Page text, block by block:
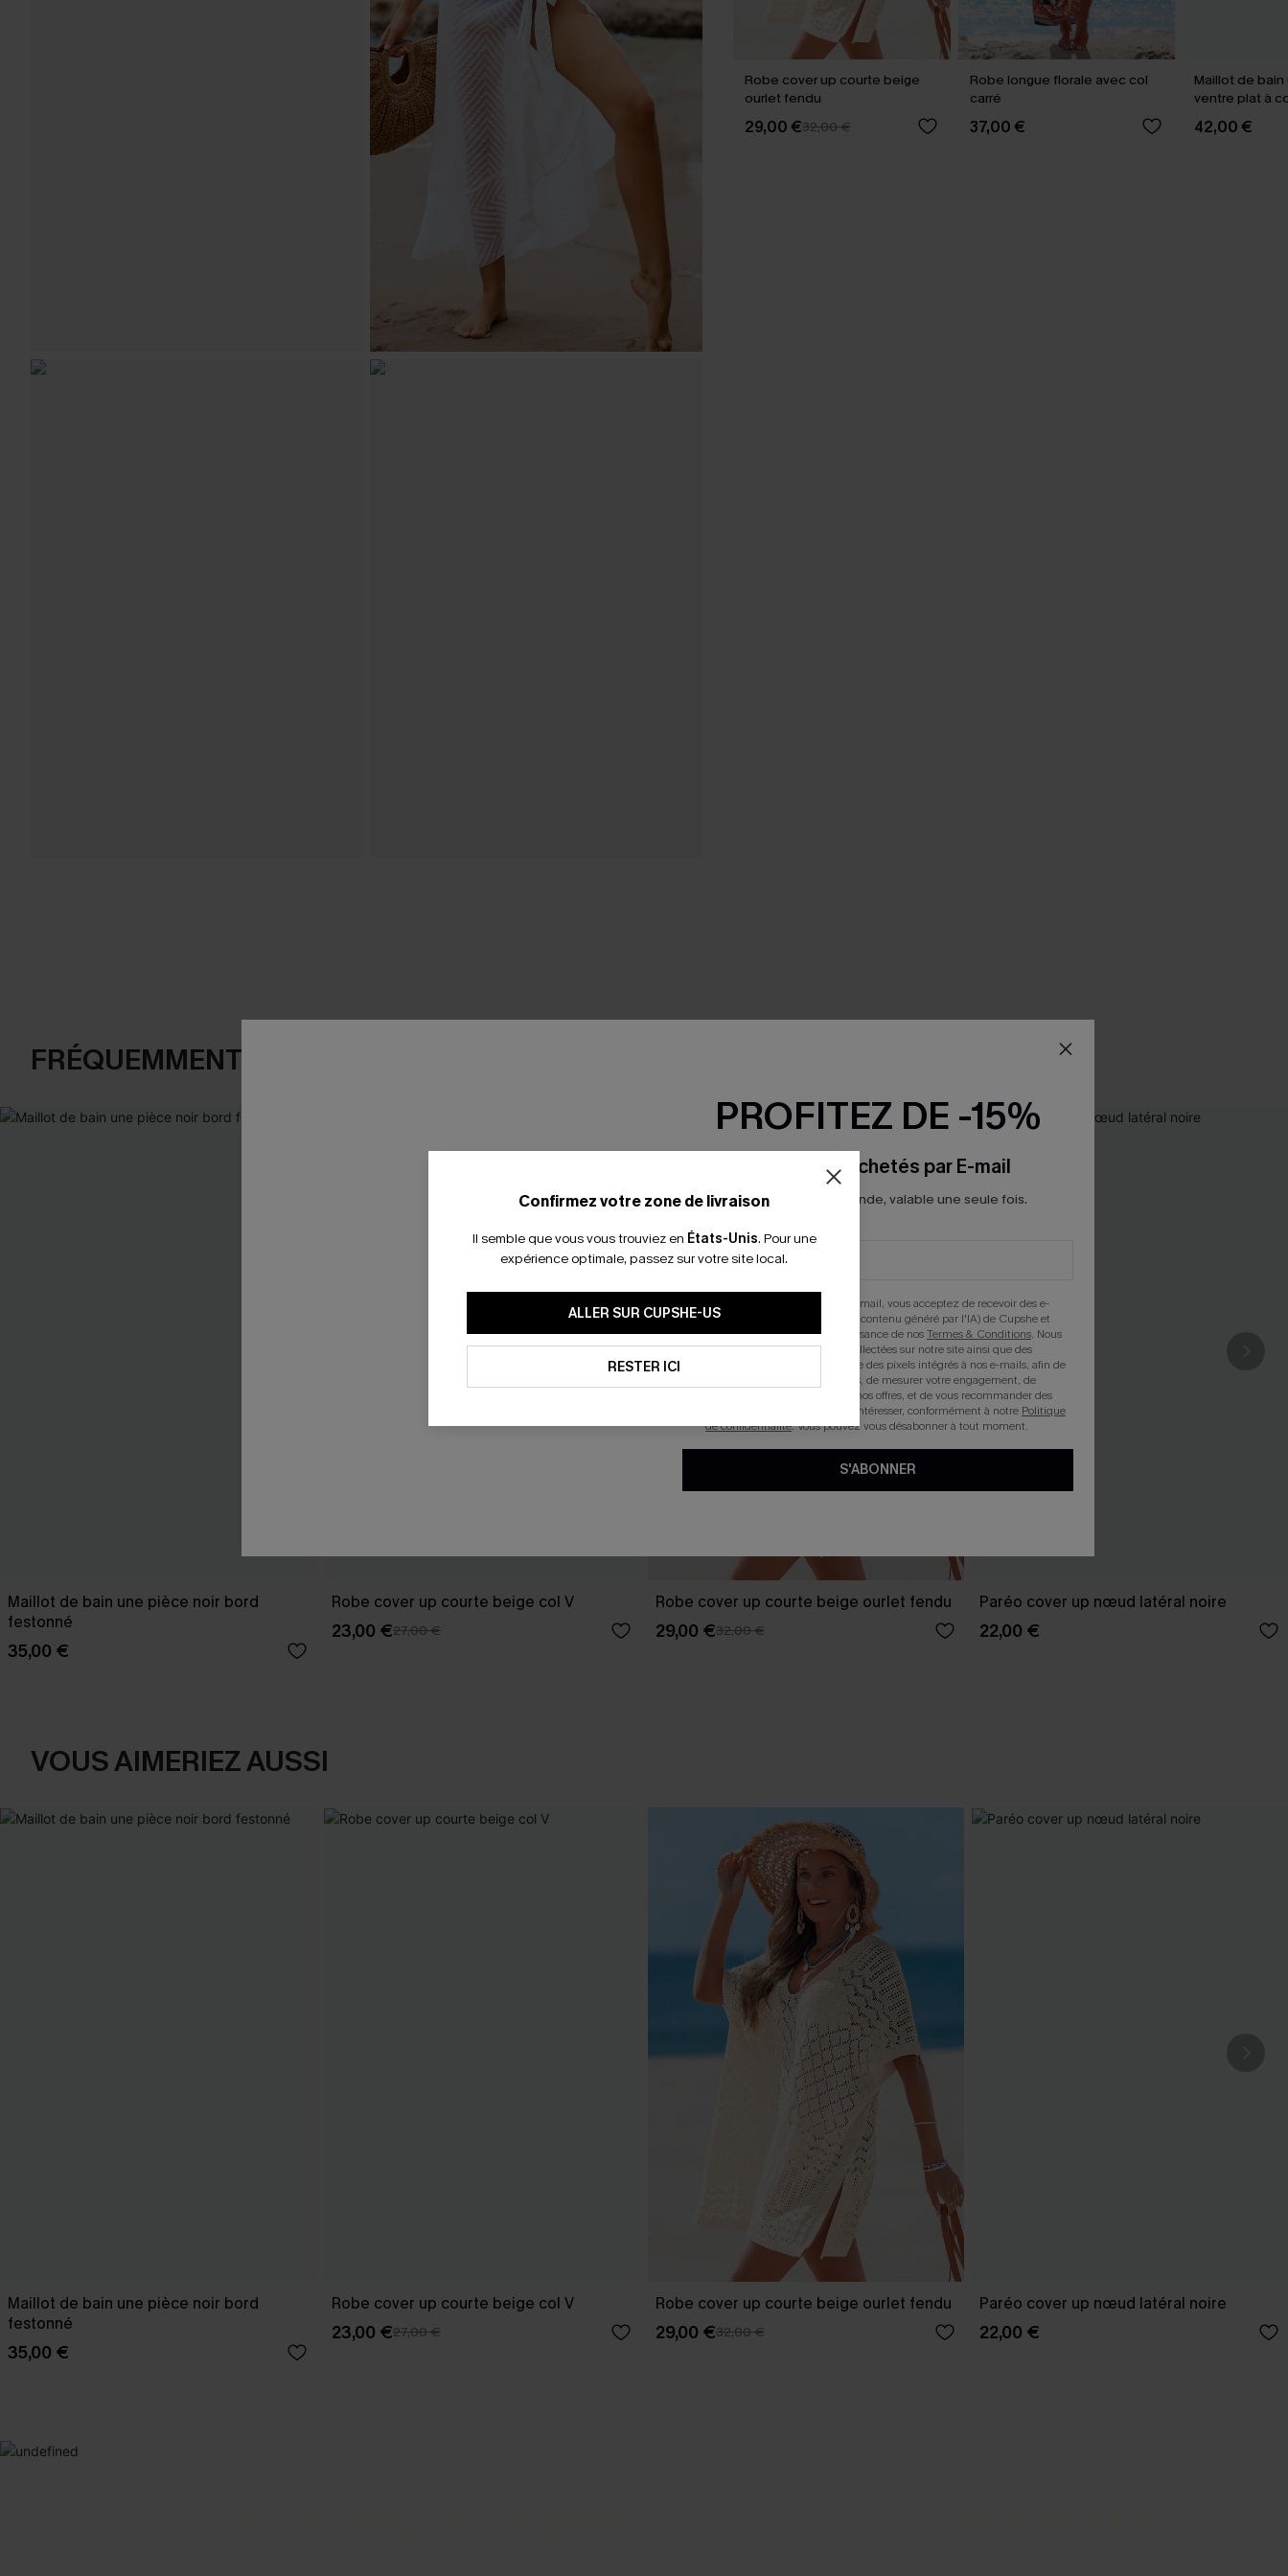
Robe cover up courte beige
ourlet fendu
29,00 €32,00 €
Robe longue florale avec col
carré
37,00 €
Maillot de
ventre plat à
tour de cou
42,00 €
FRÉQUEMMENT ACHETÉS ENSEMBLE
Maillot de bain une pièce noir bord
festonné
35,00 €
Robe cover up courte beige col V
23,00 €27,00 €
Robe cover up courte beige ourlet fendu
29,00 €32,00 €
Paréo cover up nœud latéral noire
22,00 €
VOUS AIMERIEZ AUSSI
Maillot de bain une pièce noir bord
festonné
35,00 €
Robe cover up courte beige col V
23,00 €27,00 €
Robe cover up courte beige ourlet fendu
29,00 €32,00 €
Paréo cover up nœud latéral noire
22,00 €
Confirmez votre zone de livraison
Il semble que vous vous trouviez en États-Unis. Pour une
expérience optimale, passez sur votre site local.
ALLER SUR CUPSHE-US
RESTER ICI
PROFITEZ DE -15%
-15% dès 2 Achetés par E-mail
*Un code par commande, valable une seule fois.
En soumettant votre adresse e-mail, vous acceptez de recevoir des e-
mails marketing (y compris du contenu généré par l'IA) de Cupshe et
reconnaissez avoir pris connaissance de nosTermes & Conditions. Nous
pouvons utiliser les données collectées sur notre site ainsi que des
technologies de suivi, telles que des pixels intégrés à nos e-mails, afin de
savoir si ceux-ci ont été ouverts, de mesurer votre engagement, de
personnaliser nos contenus et nos offres, et de vous recommander des
produits susceptibles de vous intéresser, conformément à notre Politique
de confidentialité. Vous pouvez vous désabonner à tout moment.
S'ABONNER